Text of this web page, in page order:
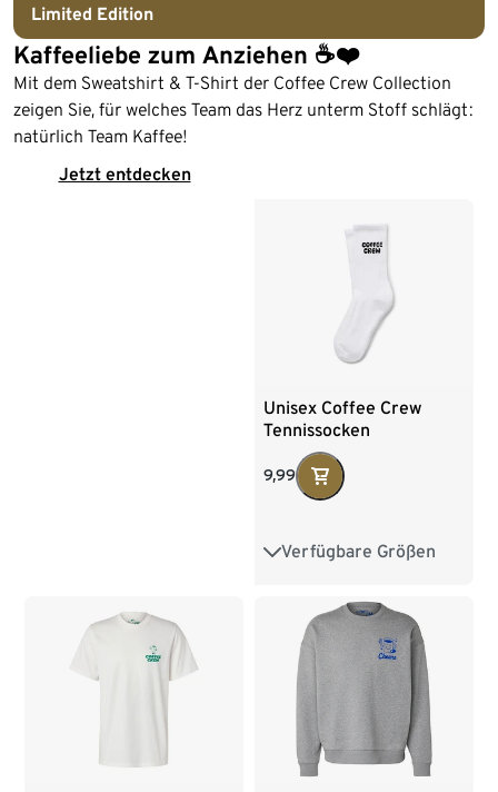
Limited Edition
Kaffeeliebe zum Anziehen ☕️❤️
Mit dem Sweatshirt & T-Shirt der Coffee Crew Collection
zeigen Sie, für welches Team das Herz unterm Stoff schlägt:
natürlich Team Kaffee!
Jetzt entdecken
Unisex Coffee Crew
Tennissocken
9,99
Verfügbare Größen
36-40 41-46